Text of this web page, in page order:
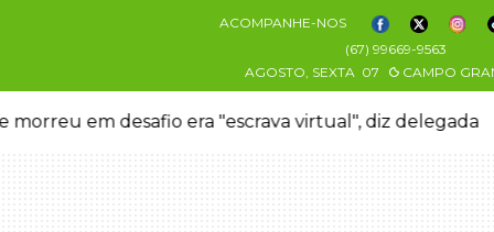
ACOMPANHE-NOS
(67) 99669-9563
AGOSTO, SEXTA 07 CAMPO
morreu em desafio era "escrava virtual", diz delegada